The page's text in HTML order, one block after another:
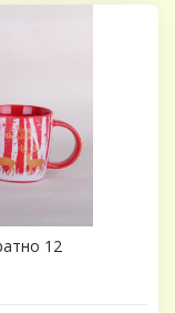
12